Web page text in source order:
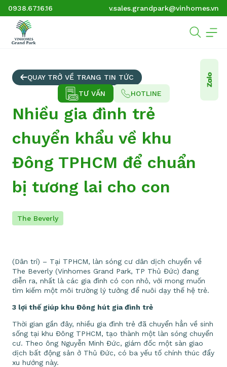
0938.67.16.16 v.sales.grandpark@vinhomes.vn
QUAY TRỞ VỀ TRANG TIN TỨC
Nhiều gia đình trẻ
chuyển khẩu về khu
Đông TPHCM để chuẩn
bị tương lai cho con
The Beverly
(Dân trí) – Tại TPHCM, làn sóng cư dân dịch chuyển về
The Beverly (Vinhomes Grand Park, TP Thủ Đức) đang
diễn ra, nhất là các gia đình có con nhỏ, với mong muốn
tìm kiếm một môi trường lý tưởng để nuôi dạy thế hệ trẻ.
3 lợi thế giúp khu Đông hút gia đình trẻ
Thời gian gần đây, nhiều gia đình trẻ đã chuyển hẳn về sinh
sống tại khu Đông TPHCM, tạo thành một làn sóng chuyển
cư. Theo ông Nguyễn Minh Đức, giám đốc một sàn giao
dịch bất động sản ở Thủ Đức, có ba yếu tố chính thúc đẩy
xu hướng này.
TƯ VẤN HOTLINE